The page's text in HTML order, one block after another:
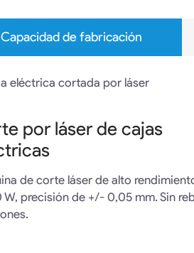
Capacidad de fabricación
por láser de cajas
de corte láser de alto
precisión de +/- 0,05 mm. Sin